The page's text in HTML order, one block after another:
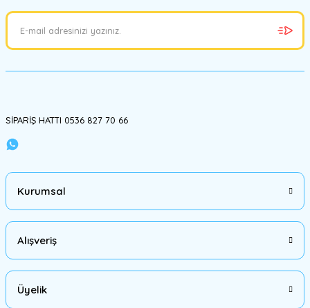
SİPARİŞ HATTI 0536 827 70 66
Kurumsal
Alışveriş
Üyelik